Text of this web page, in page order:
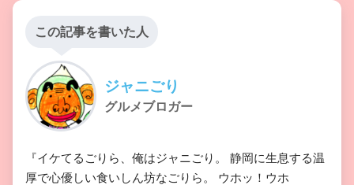
この記事を書いた人
ジャニごり
グルメブロガー
『イケてるごりら、俺はジャニごり。 静岡に生息する温
厚で心優しい食いしん坊なごりら。 ウホッ！ウホ